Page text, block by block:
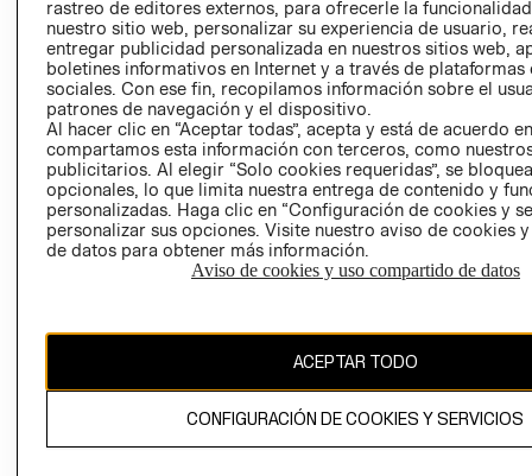
PRIVACIDAD
GIFT CARD
AVISO DE
El contenido de esta página web está protegido por copyright y es
propiedad de H&M Hennes & Mauritz AB.
rastreo de editores externos, para ofrecerle la
nuestro sitio web, personalizar su experiencia de usuario,
entregar publicidad personalizada en nuestros sitios web,
boletines informativos en Internet y a través de plataformas
sociales. Con ese fin, recopilamos información sobre el
patrones de navegación y el dispositivo.
Al hacer clic en “Aceptar todas”, acepta y está de acuerdo
compartamos esta información con terceros, como
publicitarios. Al elegir “Solo cookies requeridas”, se
opcionales, lo que limita nuestra entrega de contenido y
personalizadas. Haga clic en “Configuración de cookies y
personalizar sus opciones. Visite nuestro aviso de cookies
de datos para obtener más información.
Aviso de cookies y uso compartido de datos
ACEPTAR TODO
CONFIGURACIÓN DE COOKIES Y SERVICIOS